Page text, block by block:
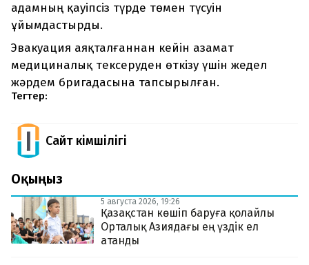
адамның қауіпсіз түрде төмен түсуін
ұйымдастырды.
Эвакуация аяқталғаннан кейін азамат
медициналық тексеруден өткізу үшін жедел
жәрдем бригадасына тапсырылған.
Тегтер:
Сайт Әкімшілігі
Оқыңыз
5 августа 2026, 19:26
Қазақстан көшіп баруға қолайлы
Орталық Азиядағы ең үздік ел
атанды